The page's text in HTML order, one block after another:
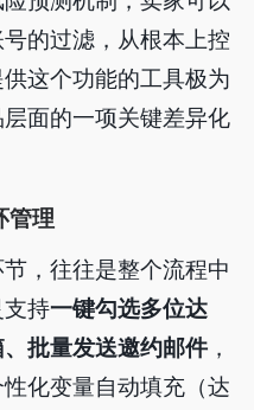
的过滤，从根本上控
这个功能的工具极为
面的一项关键差异化
管理
，往往是整个流程中
持一键勾选多位达
批量发送邀约邮件 ，
化变量自动填充（达